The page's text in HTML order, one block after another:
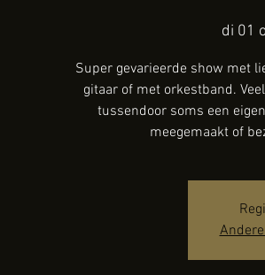
di 01
Super gevarieerde show met
gitaar of met orkestband.
tussendoor soms een
meegemaakt of